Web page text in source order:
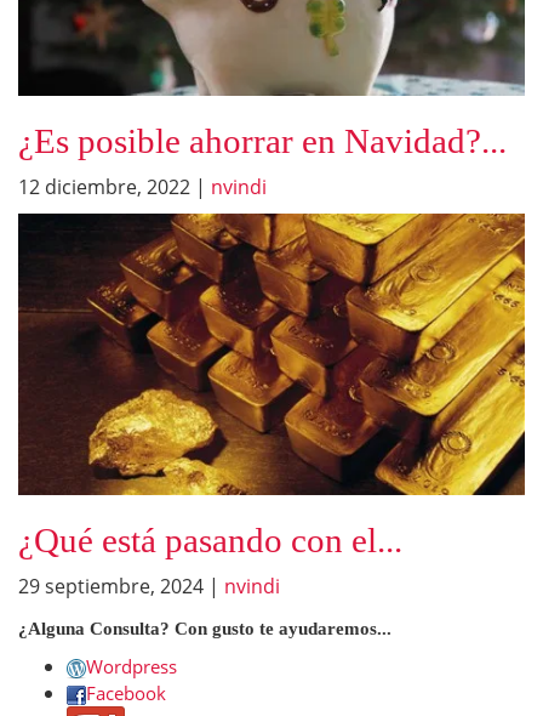
¿Es posible ahorrar en Navidad?...
12 diciembre, 2022 | nvindi
¿Qué está pasando con el...
29 septiembre, 2024 | nvindi
¿Alguna Consulta? Con gusto te ayudaremos...
Wordpress
Facebook